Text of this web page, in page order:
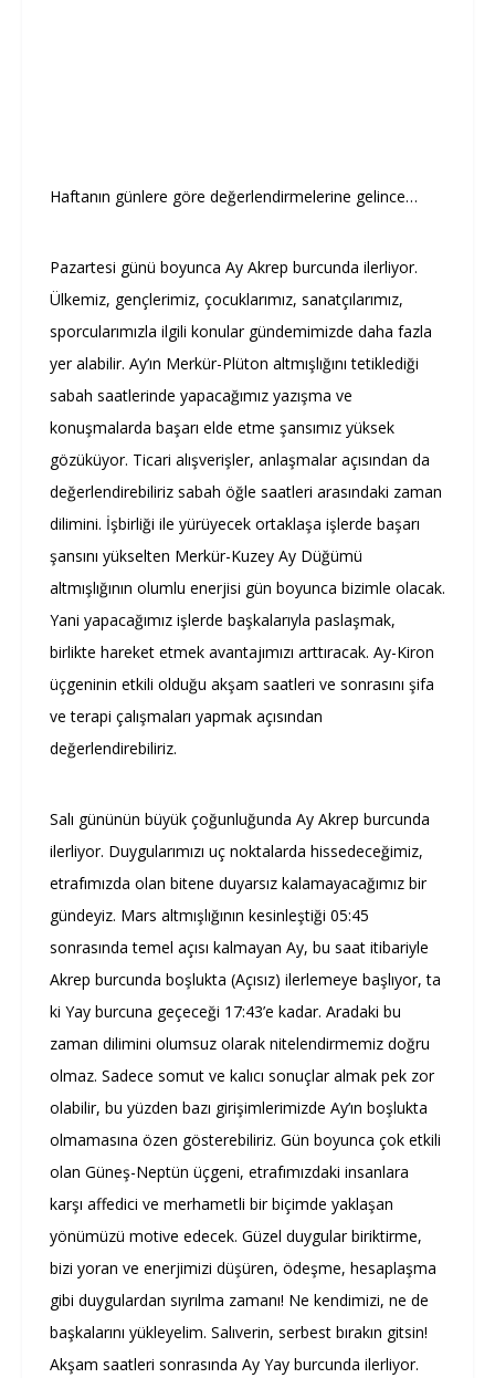
Haftanın günlere göre değerlendirmelerine gelince…
Pazartesi günü boyunca Ay Akrep burcunda ilerliyor.
Ülkemiz, gençlerimiz, çocuklarımız, sanatçılarımız,
sporcularımızla ilgili konular gündemimizde daha fazla
yer alabilir. Ay’ın Merkür-Plüton altmışlığını tetiklediği
sabah saatlerinde yapacağımız yazışma ve
konuşmalarda başarı elde etme şansımız yüksek
gözüküyor. Ticari alışverişler, anlaşmalar açısından da
değerlendirebiliriz sabah öğle saatleri arasındaki zaman
dilimini. İşbirliği ile yürüyecek ortaklaşa işlerde başarı
şansını yükselten Merkür-Kuzey Ay Düğümü
altmışlığının olumlu enerjisi gün boyunca bizimle olacak.
Yani yapacağımız işlerde başkalarıyla paslaşmak,
birlikte hareket etmek avantajımızı arttıracak. Ay-Kiron
üçgeninin etkili olduğu akşam saatleri ve sonrasını şifa
ve terapi çalışmaları yapmak açısından
değerlendirebiliriz.
Salı gününün büyük çoğunluğunda Ay Akrep burcunda
ilerliyor. Duygularımızı uç noktalarda hissedeceğimiz,
etrafımızda olan bitene duyarsız kalamayacağımız bir
gündeyiz. Mars altmışlığının kesinleştiği 05:45
sonrasında temel açısı kalmayan Ay, bu saat itibariyle
Akrep burcunda boşlukta (Açısız) ilerlemeye başlıyor, ta
ki Yay burcuna geçeceği 17:43’e kadar. Aradaki bu
zaman dilimini olumsuz olarak nitelendirmemiz doğru
olmaz. Sadece somut ve kalıcı sonuçlar almak pek zor
olabilir, bu yüzden bazı girişimlerimizde Ay’ın boşlukta
olmamasına özen gösterebiliriz. Gün boyunca çok etkili
olan Güneş-Neptün üçgeni, etrafımızdaki insanlara
karşı affedici ve merhametli bir biçimde yaklaşan
yönümüzü motive edecek. Güzel duygular biriktirme,
bizi yoran ve enerjimizi düşüren, ödeşme, hesaplaşma
gibi duygulardan sıyrılma zamanı! Ne kendimizi, ne de
başkalarını yükleyelim. Salıverin, serbest bırakın gitsin!
Akşam saatleri sonrasında Ay Yay burcunda ilerliyor.